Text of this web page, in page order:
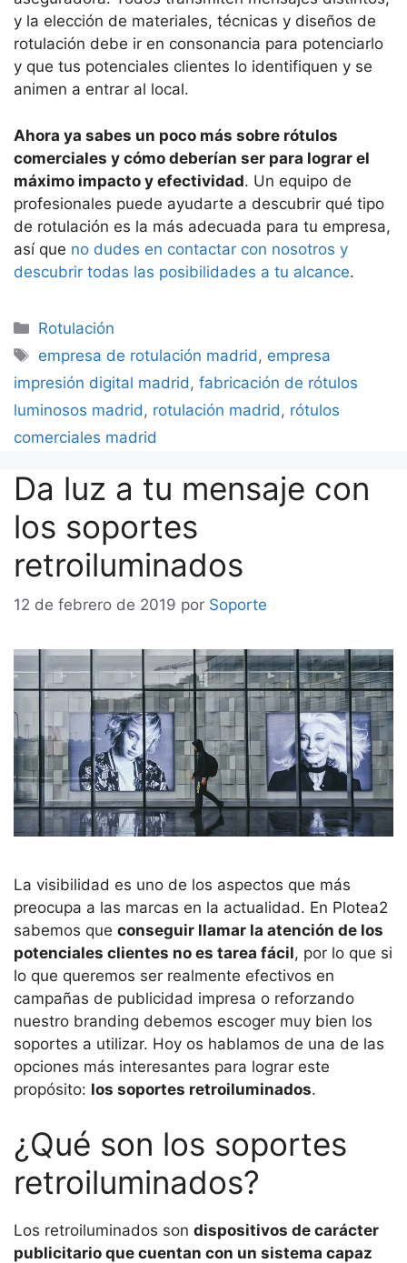
y la elección de materiales, técnicas y diseños de
rotulación debe ir en consonancia para potenciarlo
y que tus potenciales clientes lo identifiquen y se
animen a entrar al local.
Ahora ya sabes un poco más sobre rótulos
comerciales y cómo deberían ser para lograr el
máximo impacto y efectividad. Un equipo de
profesionales puede ayudarte a descubrir qué tipo
de rotulación es la más adecuada para tu empresa,
así que no dudes en contactar con nosotros y
descubrir todas las posibilidades a tu alcance.
Categorías
Rotulación
Etiquetas
empresa de rotulación madrid , empresa
impresión digital madrid , fabricación de rótulos
luminosos madrid , rotulación madrid , rótulos
comerciales madrid
Da luz a tu mensaje con
los soportes
retroiluminados
12 de febrero de 2019 por Soporte
La visibilidad es uno de los aspectos que más
preocupa a las marcas en la actualidad. En Plotea2
sabemos que conseguir llamar la atención de los
potenciales clientes no es tarea fácil, por lo que si
lo que queremos ser realmente efectivos en
campañas de publicidad impresa o reforzando
nuestro branding debemos escoger muy bien los
soportes a utilizar. Hoy os hablamos de una de las
opciones más interesantes para lograr este
propósito: los soportes retroiluminados.
¿Qué son los soportes
retroiluminados?
Los retroiluminados son dispositivos de carácter
publicitario que cuentan con un sistema capaz